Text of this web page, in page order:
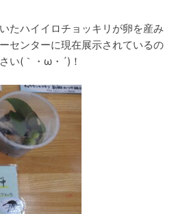
たハイイロチョッキリが卵を産み
センターに現在展示されているの
い( ｀・ω・´) ！